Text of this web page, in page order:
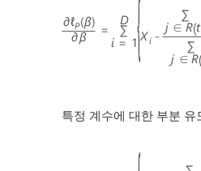
특정 계수에 대한 부분 유